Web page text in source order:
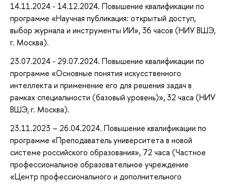
14.11.2024 - 14.12.2024. Повышение квалификации по
программе «Научная публикация: открытый доступ,
выбор журнала и инструменты ИИ», 36 часов (НИУ ВШЭ,
г. Москва).
23.07.2024 - 29.07.2024. Повышение квалификации по
программе «Основные понятия искусственного
интеллекта и применение его для решения задач в
рамках специальности (базовый уровень)», 32 часа (НИУ
ВШЭ, г. Москва).
23.11.2023 – 26.04.2024. Повышение квалификации по
программе «Преподаватель университета в новой
системе российского образования», 72 часа (Частное
профессиональное образовательное учреждение
«Центр профессионального и дополнительного